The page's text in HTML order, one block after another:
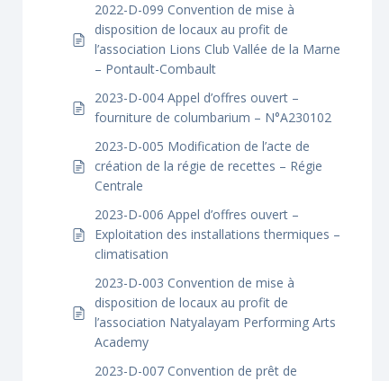
2022-D-099 Convention de mise à
disposition de locaux au profit de
l’association Lions Club Vallée de la Marne
– Pontault-Combault
2023-D-004 Appel d’offres ouvert –
fourniture de columbarium – N°A230102
2023-D-005 Modification de l’acte de
création de la régie de recettes – Régie
Centrale
2023-D-006 Appel d’offres ouvert –
Exploitation des installations thermiques –
climatisation
2023-D-003 Convention de mise à
disposition de locaux au profit de
l’association Natyalayam Performing Arts
Academy
2023-D-007 Convention de prêt de